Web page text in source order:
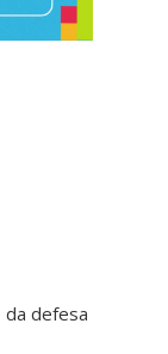
da defesa